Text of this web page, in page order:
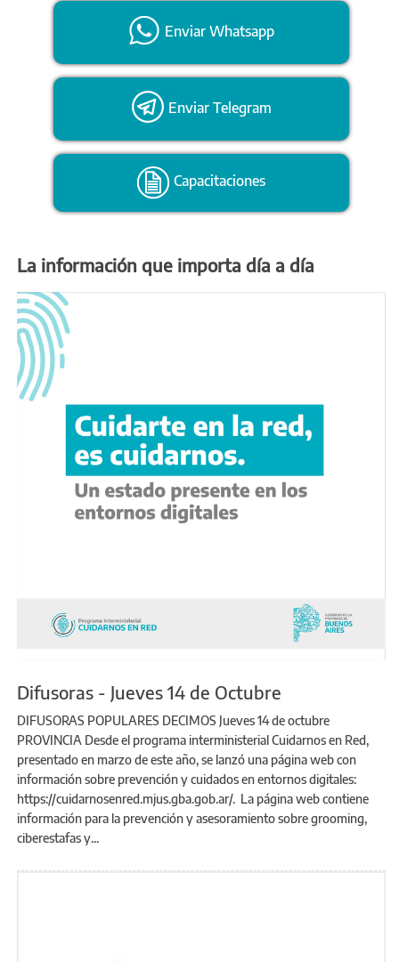
Enviar Whatsapp
Enviar Telegram
Capacitaciones
La información que importa día a día
Difusoras - Jueves 14 de Octubre
DIFUSORAS POPULARES DECIMOS Jueves 14 de octubre
PROVINCIA Desde el programa interministerial Cuidarnos en Red,
presentado en marzo de este año, se lanzó una página web con
información sobre prevención y cuidados en entornos digitales:
https://cuidarnosenred.mjus.gba.gob.ar/. La página web contiene
información para la prevención y asesoramiento sobre grooming,
ciberestafas y...